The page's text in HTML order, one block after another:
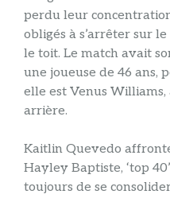
perdu leur
obligés à s’arrêter sur
le toit. Le match avait
une joueuse de 46 ans,
elle est Venus
arrière.
Kaitlin Quevedo
Hayley Baptiste, ‘top
toujours de se